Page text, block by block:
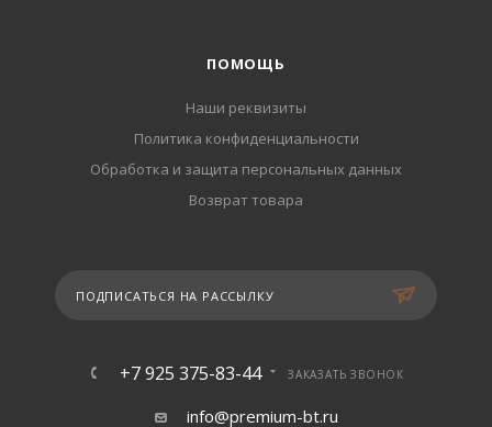
ПОМОЩЬ
Наши реквизиты
Политика конфиденциальности
Обработка и защита персональных данных
Возврат товара
ПОДПИСАТЬСЯ НА РАССЫЛКУ
+7 925 375-83-44 ЗАКАЗАТЬ ЗВОНОК
info@premium-bt.ru